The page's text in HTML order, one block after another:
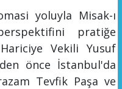
yoluyla Misak-ı
pratiğe
Vekili Yusuf
önce İstanbul'da
Tevfik Paşa ve